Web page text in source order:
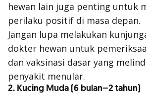
hewan lain juga penting untuk
perilaku positif di masa depan.
Jangan lupa melakukan
dokter hewan untuk
dan vaksinasi dasar yang
penyakit menular.
2. Kucing Muda (6 bulan–2 tahun)